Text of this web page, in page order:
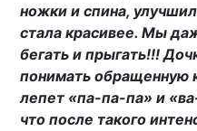
ножки и спина,
стала красивее. Мы
бегать и прыгать!!!
понимать обращенную
лепет «па-па-па» и
что после такого